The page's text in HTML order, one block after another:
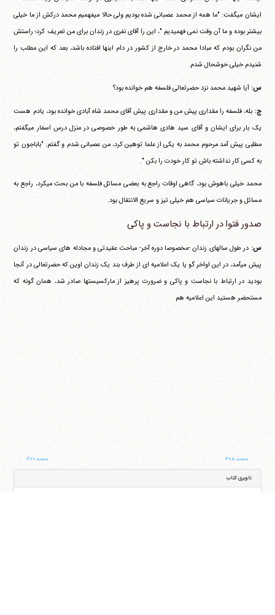
ایشان می‎گفت: "ما همه از محمد عصبانی شده بودیم ولی حالا می‎فهمیم محمد درکش از ما خیلی
بیشتر بوده و ما آن وقت نمی فهمیدیم "، این را آقای نفری در زندان برای من تعریف کرد؛ راستش
من نگران بودم که مبادا محمد در خارج از کشور در دام اینها افتاده باشد، بعد که این مطلب را
شنیدم خیلی خوشحال شدم.
س:آیا شهید محمد نزد حضرتعالی فلسفه هم خوانده بود؟
ج: بله، فلسفه را مقداری پیش من و مقداری پیش آقای محمد شاه آبادی خوانده بود، یادم هست
یک بار برای ایشان و آقای سید هادی هاشمی به طور خصوصی در منزل درس اسفار می‎گفتم،
مطلبی پیش آمد مرحوم محمد به یکی از علما توهین کرد، من عصبانی شدم و گفتم: "باباجون تو
به کسی کار نداشته باش تو کار خودت را بکن ".
محمد خیلی باهوش بود، گاهی اوقات راجع به بعضی مسائل فلسفه با من بحث می‎کرد، راجع به
مسائل و جریانات سیاسی هم خیلی تیز و سریع الانتقال بود.
صدور فتوا در ارتباط با نجاست و پاکی
س: در طول سالهای زندان -مخصوصا دوره آخر- مباحث عقیدتی و مجادله های سیاسی در زندان
پیش می‎آمد، در این اواخر گو یا یک اعلامیه ای از طرف بند یک زندان اوین که حضرتعالی در آنجا
بودید در ارتباط با نجاست و پاکی و ضرورت پرهیز از مارکسیستها صادر شد، همان گونه که
مستحضر هستید این اعلامیه هم
صفحه ۳۸۵ صفحه ۳۸۷
ناوبری کتاب